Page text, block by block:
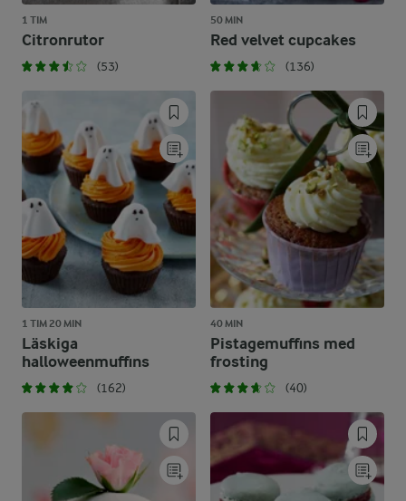
1 TIM
Citronrutor
(53)
50 MIN
Red velvet cupcakes
(136)
1 TIM 20 MIN
Läskiga
halloweenmuffins
(162)
40 MIN
Pistagemuffins med
frosting
(40)